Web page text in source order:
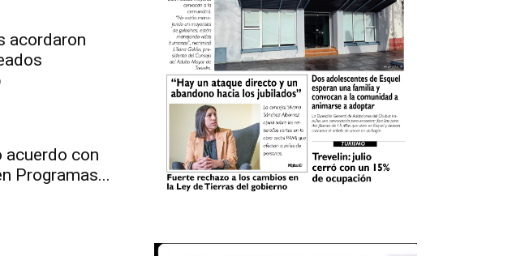
acordaron
acuerdo con
Programas...